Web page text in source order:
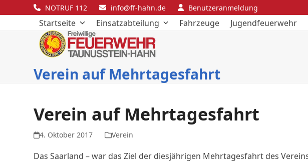
to
NOTRUF 112 info@ff-hahn.de Benutzeranmeldung
Startseite Einsatzabteilung Fahrzeuge Jugendfeuerwehr
Verein auf Mehrtagesfahrt
Verein auf Mehrtagesfahrt
4. Oktober 2017 Verein
Das Saarland – war das Ziel der diesjährigen Mehrtagesfahrt des